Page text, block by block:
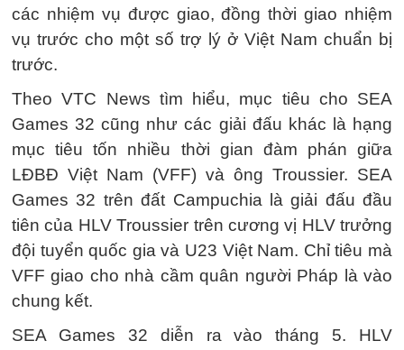
các nhiệm vụ được giao, đồng thời giao nhiệm
vụ trước cho một số trợ lý ở Việt Nam chuẩn bị
trước.
Theo VTC News tìm hiểu, mục tiêu cho SEA
Games 32 cũng như các giải đấu khác là hạng
mục tiêu tốn nhiều thời gian đàm phán giữa
LĐBĐ Việt Nam (VFF) và ông Troussier. SEA
Games 32 trên đất Campuchia là giải đấu đầu
tiên của HLV Troussier trên cương vị HLV trưởng
đội tuyển quốc gia và U23 Việt Nam. Chỉ tiêu mà
VFF giao cho nhà cầm quân người Pháp là vào
chung kết.
SEA Games 32 diễn ra vào tháng 5. HLV